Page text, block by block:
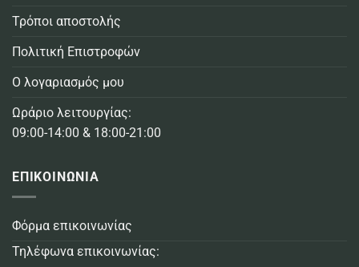
Τρόποι αποστολής
Πολιτική Επιστροφών
Ο λογαριασμός μου
Ωράριο λειτουργίας:
09:00-14:00 & 18:00-21:00
ΕΠΙΚΟΙΝΩΝΙΑ
Φόρμα επικοινωνίας
Τηλέφωνα επικοινωνίας: